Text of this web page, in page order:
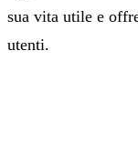
sua vita utile e
utenti.